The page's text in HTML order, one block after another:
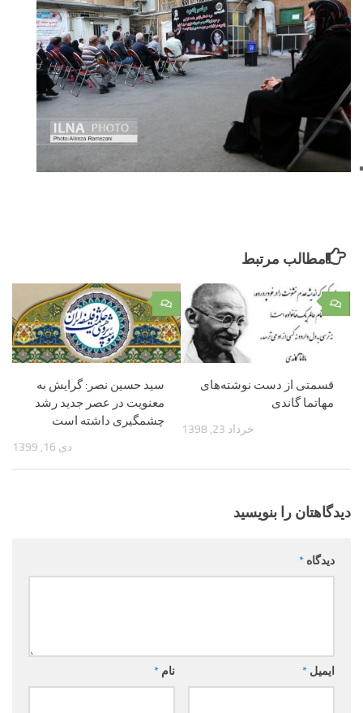
مطالب مرتبط
۰
سید حسین نصر: گرایش به
معنویت در عصر جدید رشد
چشمگیری داشته است‌
دی 16, 1399
۰
قسمتی از دست نوشته‌های
مهاتما گاندی
خرداد 23, 1398
دیدگاهتان را بنویسید
دیدگاه *
نام * ایمیل *